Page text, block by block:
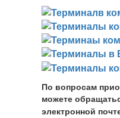
По вопросам
можете
электронной